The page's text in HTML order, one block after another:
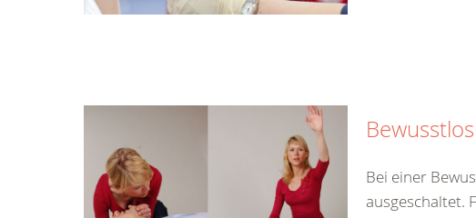
Bei einer
ausgeschaltet.